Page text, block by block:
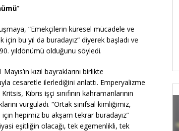
”
“Emekçilerin küresel mücadele ve
bu yıl da buradayız” diyerek başladı ve
90. yıldönümü olduğunu söyledi.
kızıl bayraklarını birlikte
cesaretle ilerlediğini anlattı. Emperyalizme
Kıbrıs işçi sınıfının kahramanlarının
vurguladı. “Ortak sınıfsal kimliğimiz,
hepimiz bu akşam tekrar buradayız”
eşitliğin olacağı, tek egemenlikli, tek